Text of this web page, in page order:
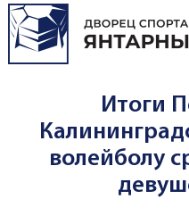
Перейти к основному
Итоги
волейболу